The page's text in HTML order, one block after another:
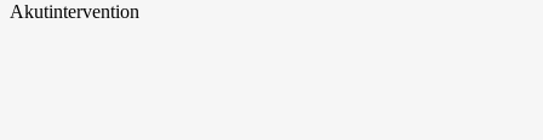
Akutintervention